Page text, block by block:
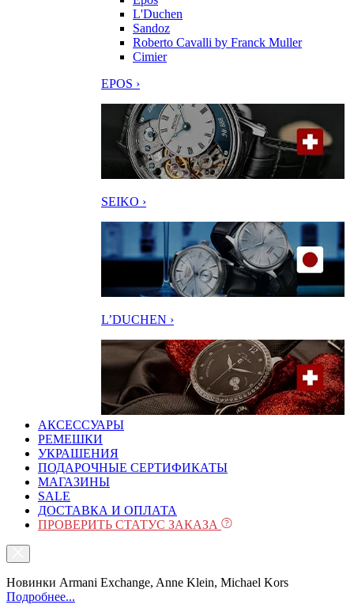
L'Duchen
Sandoz
Roberto Cavalli by Franck Muller
Cimier
EPOS ›
SEIKO ›
L’DUCHEN ›
АКСЕССУАРЫ
РЕМЕШКИ
УКРАШЕНИЯ
ПОДАРОЧНЫЕ СЕРТИФИКАТЫ
МАГАЗИНЫ
SALE
ДОСТАВКА И ОПЛАТА
ПРОВЕРИТЬ СТАТУС ЗАКАЗА
Новинки Armani Exchange, Anne Klein, Michael Kors
Подробнее...